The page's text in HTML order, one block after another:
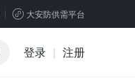
大安防供需平台
登录 | 注册